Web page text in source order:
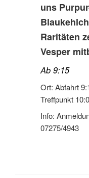
uns
Raritäten
Vesper
Ab 9:15
Ort: Abfahrt
Treffpunkt
Info:
07275/4943